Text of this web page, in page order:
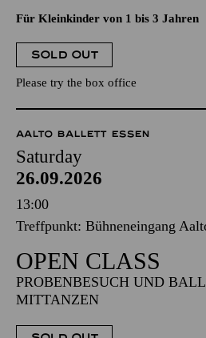
Für Kleinkinder von 1 bis 3 Jahren
SOLD OUT
Please try the box office
AALTO BALLETT ESSEN
Saturday
26.09.2026
13:00
Treffpunkt: Bühneneingang
OPEN CLASS
PROBENBESUCH UND
MITTANZEN